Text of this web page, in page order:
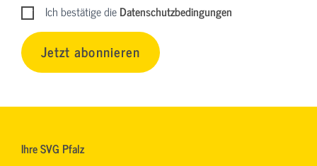
Ich bestätige dieDatenschutzbedingungen
Jetzt abonnieren
Ihre SVG Pfalz